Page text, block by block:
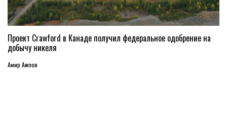
Проект Crawford в Канаде получил федеральное одобрение на
добычу никеля
Амир Аюпов